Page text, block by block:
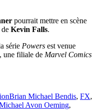
pourrait mettre en scène
Kevin Falls.
série Powers est venue
, une filiale de Marvel Comics
Étiquettes
Brian Michael Bendis, FX,
Avon Oeming,